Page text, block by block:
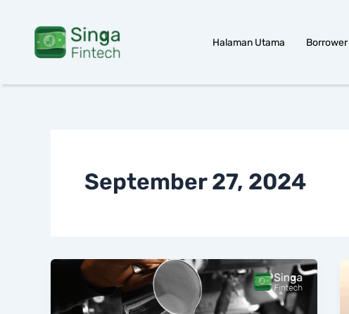
content
Halaman Utama Borrower
September 27, 2024